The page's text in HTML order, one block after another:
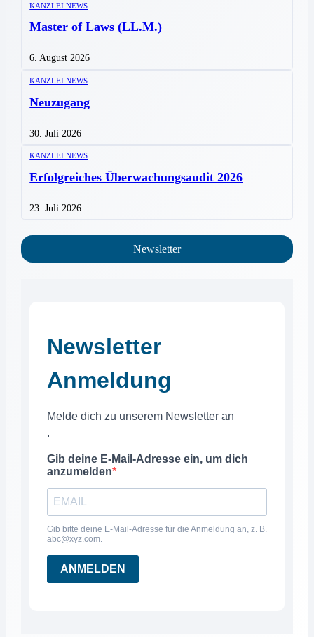
KANZLEI NEWS
Master of Laws (LL.M.)
6. August 2026
KANZLEI NEWS
Neuzugang
30. Juli 2026
KANZLEI NEWS
Erfolgreiches Überwachungsaudit 2026
23. Juli 2026
Newsletter
Newsletter
Anmeldung
Melde dich zu unserem Newsletter an
.
Gib deine E-Mail-Adresse ein, um dich
anzumelden
Gib bitte deine E-Mail-Adresse für die Anmeldung an, z. B.
abc@xyz.com.
ANMELDEN